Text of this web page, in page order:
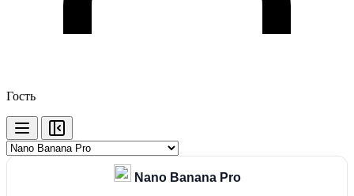
Гость
Nano Banana Pro